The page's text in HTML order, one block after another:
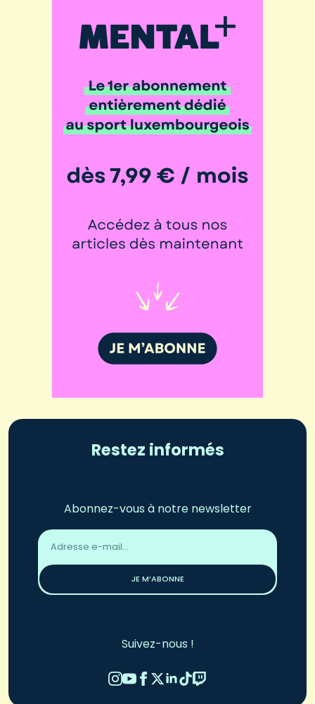
Restez informés
Abonnez-vous à notre newsletter
Adresse
email
JE M’ABONNE
Suivez-nous !